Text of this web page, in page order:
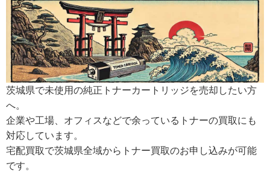
茨城県で未使用の純正トナーカートリッジを売却したい方
へ。
企業や工場、オフィスなどで余っているトナーの買取にも
対応しています。
宅配買取で茨城県全域からトナー買取のお申し込みが可能
です。